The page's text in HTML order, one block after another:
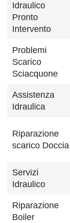
Idraulico
Pronto
Intervento
Problemi
Scarico
Sciacquone
Assistenza
Idraulica
Riparazione
scarico Doccia
Servizi
Idraulico
Riparazione
Boiler